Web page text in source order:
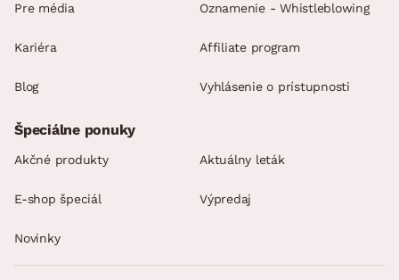
Pre média
Kariéra
Blog
Oznamenie - Whistleblowing
Affiliate program
Vyhlásenie o prístupnosti
Špeciálne ponuky
Akčné produkty Aktuálny leták
E-shop špeciál Výpredaj
Novinky